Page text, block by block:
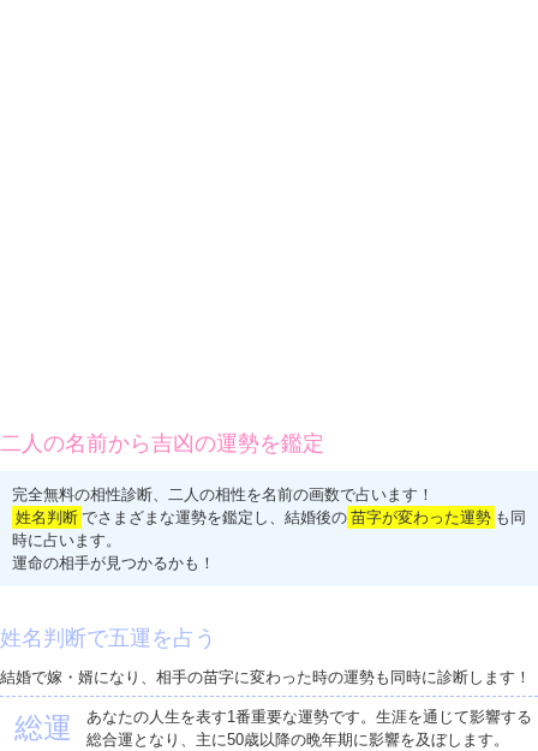
二人の名前から吉凶の運勢を鑑定
完全無料の相性診断、二人の相性を名前の画数で占います！
姓名判断 でさまざまな運勢を鑑定し、結婚後の 苗字が変わった運勢 も同
時に占います。
運命の相手が見つかるかも！
姓名判断で五運を占う
結婚で嫁・婿になり、相手の苗字に変わった時の運勢も同時に診断します！
総運
あなたの人生を表す1番重要な運勢です。生涯を通じて影響する
総合運となり、主に50歳以降の晩年期に影響を及ぼします。